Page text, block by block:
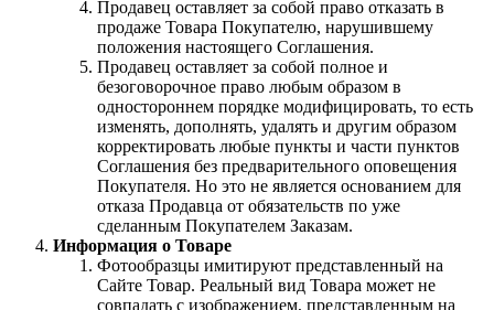
Продавец оставляет за собой право отказать в
продаже Товара Покупателю, нарушившему
положения настоящего Соглашения.
Продавец оставляет за собой полное и
безоговорочное право любым образом в
одностороннем порядке модифицировать, то есть
изменять, дополнять, удалять и другим образом
корректировать любые пункты и части пунктов
Соглашения без предварительного оповещения
Покупателя. Но это не является основанием для
отказа Продавца от обязательств по уже
сделанным Покупателем Заказам.
Информация о Товаре
Фотообразцы имитируют представленный на
Сайте Товар. Реальный вид Товара может не
совпадать с изображением, представленным на